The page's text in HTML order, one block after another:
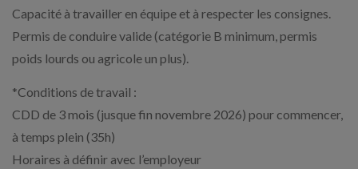
Capacité à travailler en équipe et à respecter les consignes.
Permis de conduire valide (catégorie B minimum, permis
poids lourds ou agricole un plus).
*Conditions de travail :
CDD de 3 mois (jusque fin novembre 2026) pour commencer,
à temps plein (35h)
Horaires à définir avec l’employeur